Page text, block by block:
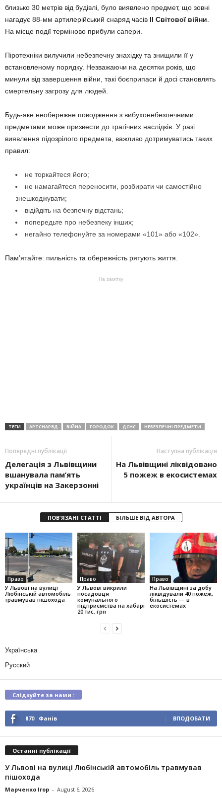
близько 30 метрів від будівлі, було виявлено предмет, що зовні
нагадує 88-мм артилерійський снаряд часів ІІ Світової війни
На місце події терміново прибули сапери.
Піротехніки вилучили небезпечну знахідку та знищили її у
встановленому порядку. Незважаючи на десятки років, що
минули від завершення війни, такі боєприпаси й досі становлять
смертельну загрозу для людей.
Будь-яке необережне поводження з вибухонебезпечними
предметами може призвести до трагічних наслідків. У разі
виявлення підозрілого предмета, важливо дотримуватись таких
правил:
не торкайтеся його;
не намагайтеся переносити, розбирати чи самостійно
знешкоджувати;
відійдіть на безпечну відстань;
попередьте про небезпеку інших;
негайно телефонуйте за номерами «101» або «102».
Пам’ятайте: пильність та обережність рятують життя.
На замітку
ТЕГИ АРТСНАРЯД ВІЙНА ГОРОДОК ДСНС НЕБЕЗПЕЧНІ ПРЕДМЕТИ
Попередні публікації
Делегація з Львівщини
вшанувала пам’ять
українців на Закерзонні
Наступна публікація
На Львівщині ліквідовано
5 пожеж в екосистемах
ПОВ'ЯЗАНІ СТАТТІ БІЛЬШЕ ВІД АВТОРА
Право
У Львові на вулиці
Любінській автомобіль
травмував пішохода
Право
У Львові викрили
посадовця
комунального
підприємства на хабарі
20 тис. грн
Право
На Львівщині за добу
ліквідували 40 пожеж,
більшість — в
екосистемах
Українська
Русский
Слідкуйте за нами :
870 Фанів ВПОДОБАТИ
Останні публікації
У Львові на вулиці Любінській автомобіль травмував
пішохода
Марченко Ігор - August 6, 2026